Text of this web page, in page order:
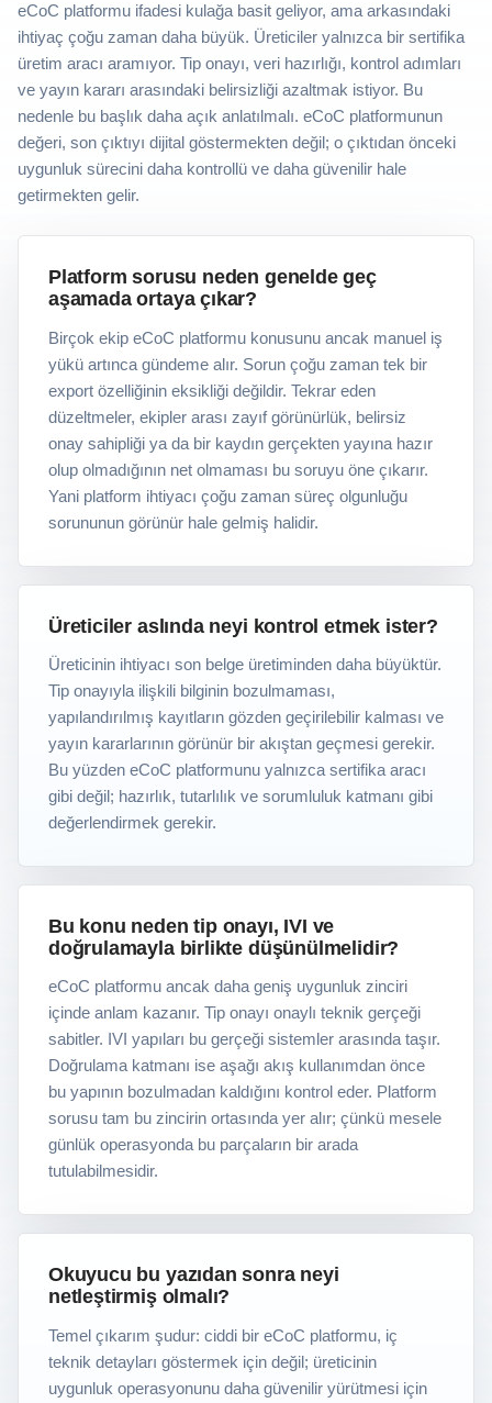
eCoC platformu ifadesi kulağa basit geliyor, ama arkasındaki
ihtiyaç çoğu zaman daha büyük. Üreticiler yalnızca bir sertifika
üretim aracı aramıyor. Tip onayı, veri hazırlığı, kontrol adımları
ve yayın kararı arasındaki belirsizliği azaltmak istiyor. Bu
nedenle bu başlık daha açık anlatılmalı. eCoC platformunun
değeri, son çıktıyı dijital göstermekten değil; o çıktıdan önceki
uygunluk sürecini daha kontrollü ve daha güvenilir hale
getirmekten gelir.
Platform sorusu neden genelde geç
aşamada ortaya çıkar?
Birçok ekip eCoC platformu konusunu ancak manuel iş
yükü artınca gündeme alır. Sorun çoğu zaman tek bir
export özelliğinin eksikliği değildir. Tekrar eden
düzeltmeler, ekipler arası zayıf görünürlük, belirsiz
onay sahipliği ya da bir kaydın gerçekten yayına hazır
olup olmadığının net olmaması bu soruyu öne çıkarır.
Yani platform ihtiyacı çoğu zaman süreç olgunluğu
sorununun görünür hale gelmiş halidir.
Üreticiler aslında neyi kontrol etmek ister?
Üreticinin ihtiyacı son belge üretiminden daha büyüktür.
Tip onayıyla ilişkili bilginin bozulmaması,
yapılandırılmış kayıtların gözden geçirilebilir kalması ve
yayın kararlarının görünür bir akıştan geçmesi gerekir.
Bu yüzden eCoC platformunu yalnızca sertifika aracı
gibi değil; hazırlık, tutarlılık ve sorumluluk katmanı gibi
değerlendirmek gerekir.
Bu konu neden tip onayı, IVI ve
doğrulamayla birlikte düşünülmelidir?
eCoC platformu ancak daha geniş uygunluk zinciri
içinde anlam kazanır. Tip onayı onaylı teknik gerçeği
sabitler. IVI yapıları bu gerçeği sistemler arasında taşır.
Doğrulama katmanı ise aşağı akış kullanımdan önce
bu yapının bozulmadan kaldığını kontrol eder. Platform
sorusu tam bu zincirin ortasında yer alır; çünkü mesele
günlük operasyonda bu parçaların bir arada
tutulabilmesidir.
Okuyucu bu yazıdan sonra neyi
netleştirmiş olmalı?
Temel çıkarım şudur: ciddi bir eCoC platformu, iç
teknik detayları göstermek için değil; üreticinin
uygunluk operasyonunu daha güvenilir yürütmesi için